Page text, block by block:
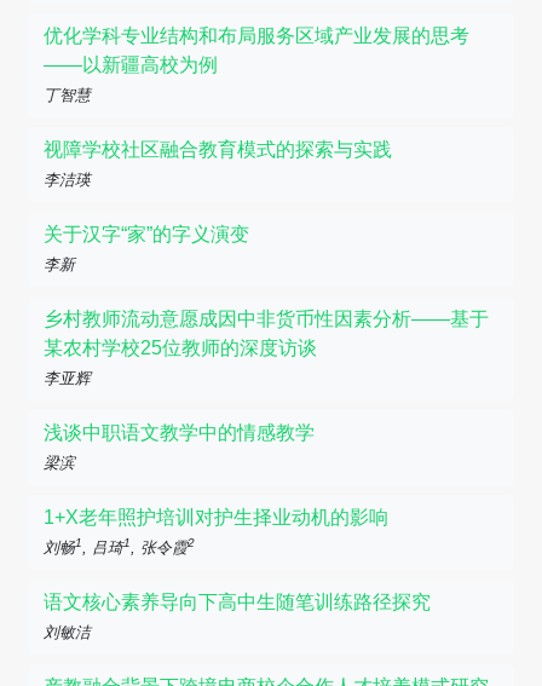
优化学科专业结构和布局服务区域产业发展的思考
——以新疆高校为例
丁智慧
视障学校社区融合教育模式的探索与实践
李洁瑛
关于汉字“家”的字义演变
李新
乡村教师流动意愿成因中非货币性因素分析——基于
某农村学校25位教师的深度访谈
李亚辉
浅谈中职语文教学中的情感教学
梁滨
1+X老年照护培训对护生择业动机的影响
刘畅1, 吕琦1, 张令霞2
语文核心素养导向下高中生随笔训练路径探究
刘敏洁